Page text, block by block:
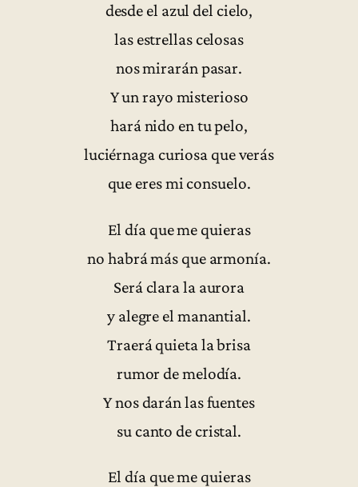
desde el azul del cielo,
las estrellas celosas
nos mirarán pasar.
Y un rayo misterioso
hará nido en tu pelo,
luciérnaga curiosa que verás
que eres mi consuelo.
El día que me quieras
no habrá más que armonía.
Será clara la aurora
y alegre el manantial.
Traerá quieta la brisa
rumor de melodía.
Y nos darán las fuentes
su canto de cristal.
El día que me quieras